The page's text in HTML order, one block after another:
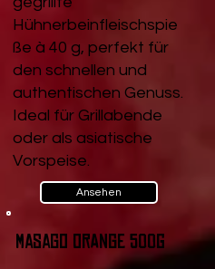
Hühnerbeinfleischspie
ße à 40 g, perfekt für
den schnellen und
authentischen Genuss.
Ideal für Grillabende
oder als asiatische
Vorspeise.
Ansehen
Masago Orange 500g